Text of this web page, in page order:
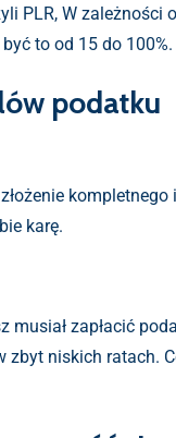
PLR, W zależności
to od 15 do 100%.
podatku
kompletnego
karę.
zapłacić
zbyt niskich ratach.